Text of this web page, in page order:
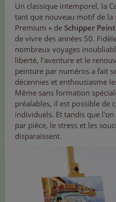
Un classique intemporel, la
tant que nouveau motif de la
Premium » de Schipper
de vivre des années 50.
nombreux voyages
liberté, l'aventure et le
peinture par numéros a fait
décennies et enthousiasme
Même sans formation
préalables, il est possible de
individuels. Et tandis que
par pièce, le stress et les
disparaissent.